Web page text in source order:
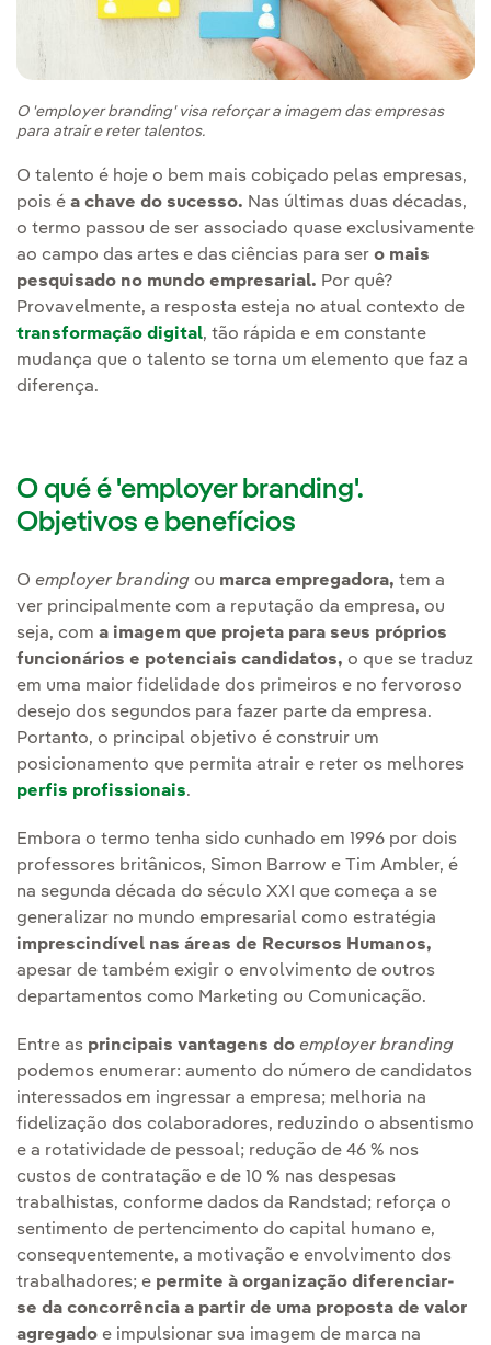
O 'employer branding' visa reforçar a imagem das empresas
para atrair e reter talentos.
O talento é hoje o bem mais cobiçado pelas empresas,
pois é a chave do sucesso. Nas últimas duas décadas,
o termo passou de ser associado quase exclusivamente
ao campo das artes e das ciências para ser o mais
pesquisado no mundo empresarial. Por quê?
Provavelmente, a resposta esteja no atual contexto de
transformação digital, tão rápida e em constante
mudança que o talento se torna um elemento que faz a
diferença.
O qué é 'employer branding'.
Objetivos e benefícios
O employer branding ou marca empregadora, tem a
ver principalmente com a reputação da empresa, ou
seja, com a imagem que projeta para seus próprios
funcionários e potenciais candidatos, o que se traduz
em uma maior fidelidade dos primeiros e no fervoroso
desejo dos segundos para fazer parte da empresa.
Portanto, o principal objetivo é construir um
posicionamento que permita atrair e reter os melhores
perfis profissionais.
Embora o termo tenha sido cunhado em 1996 por dois
professores britânicos, Simon Barrow e Tim Ambler, é
na segunda década do século XXI que começa a se
generalizar no mundo empresarial como estratégia
imprescindível nas áreas de Recursos Humanos,
apesar de também exigir o envolvimento de outros
departamentos como Marketing ou Comunicação.
Entre as principais vantagens do employer branding
podemos enumerar: aumento do número de candidatos
interessados em ingressar a empresa; melhoria na
fidelização dos colaboradores, reduzindo o absentismo
e a rotatividade de pessoal; redução de 46 % nos
custos de contratação e de 10 % nas despesas
trabalhistas, conforme dados da Randstad; reforça o
sentimento de pertencimento do capital humano e,
consequentemente, a motivação e envolvimento dos
trabalhadores; e permite à organização diferenciar-
se da concorrência a partir de uma proposta de valor
agregado e impulsionar sua imagem de marca na